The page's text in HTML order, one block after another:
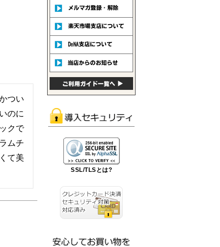
つい
のに
クで
ムチ
て美
SSL/TLSとは?